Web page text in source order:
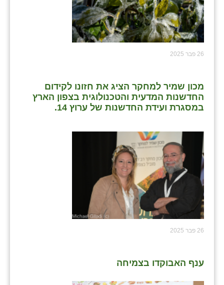
26 פבר 2025
מכון שמיר למחקר הציג את חזונו לקידום
החדשנות המדעית והטכנולוגית בצפון הארץ
במסגרת ועידת החדשנות של ערוץ 14.
26 פבר 2025
ענף האבוקדו בצמיחה